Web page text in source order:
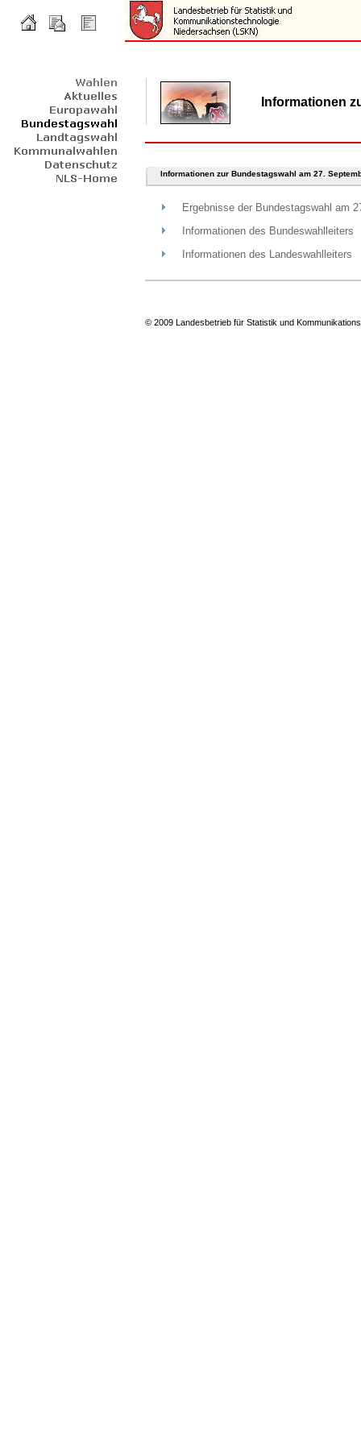
Informationen
Informationen zur Bundestagswahl am 27.
Ergebnisse der Bundestagswahl am
Informationen des Bundeswahlleiters
Informationen des Landeswahlleiters
© 2009 Landesbetrieb für Statistik und